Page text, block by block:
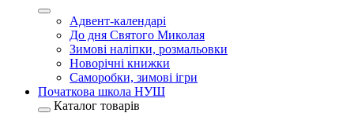
Адвент-календарі
До дня Святого Миколая
Зимові наліпки, розмальовки
Новорічні книжки
Саморобки, зимові ігри
Початкова школа НУШ
Каталог товарів